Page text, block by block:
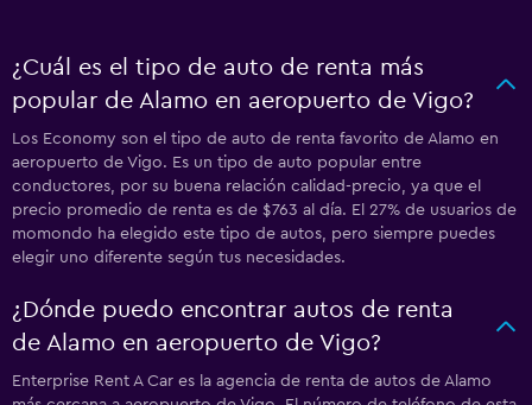
¿Cuál es el tipo de auto de renta más
popular de Alamo en aeropuerto de Vigo?
Los Economy son el tipo de auto de renta favorito de Alamo en
aeropuerto de Vigo. Es un tipo de auto popular entre
conductores, por su buena relación calidad-precio, ya que el
precio promedio de renta es de $763 al día. El 27% de usuarios de
momondo ha elegido este tipo de autos, pero siempre puedes
elegir uno diferente según tus necesidades.
¿Dónde puedo encontrar autos de renta
de Alamo en aeropuerto de Vigo?
Enterprise Rent A Car es la agencia de renta de autos de Alamo